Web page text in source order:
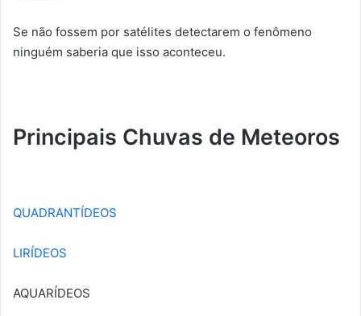
Se não fossem por satélites detectarem o fenômeno
ninguém saberia que isso aconteceu.
Principais Chuvas de Meteoros
QUADRANTÍDEOS
LIRÍDEOS
AQUARÍDEOS